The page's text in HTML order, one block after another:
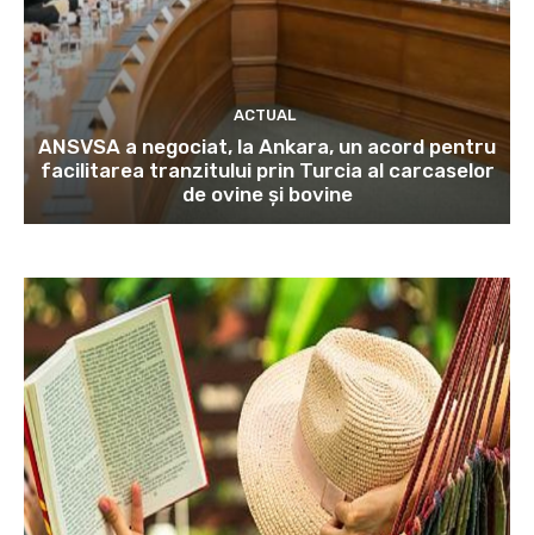
ACTUAL
ANSVSA a negociat, la Ankara, un acord pentru
facilitarea tranzitului prin Turcia al carcaselor
de ovine și bovine